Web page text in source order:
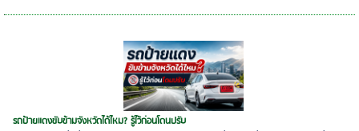
รถป้ายแดงขับข้ามจังหวัดได้ไหม? รู้ไว้ก่อนโดนปรับ